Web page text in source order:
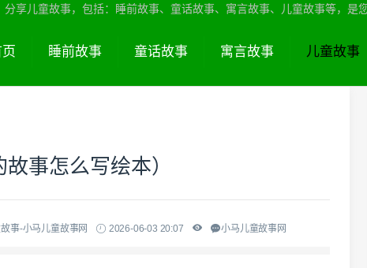
享儿童故事，包括：睡前故事、童话故事、寓言故事、儿童故事等，是
睡前故事 童话故事 寓言故事 儿童故事
事怎么写绘本）
事-小马儿童故事网 2026-06-03 20:07 小马儿童故事网